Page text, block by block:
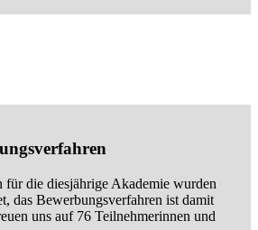
für die diesjährige Akademie wurden
das Bewerbungsverfahren ist damit
uns auf 76 Teilnehmerinnen und